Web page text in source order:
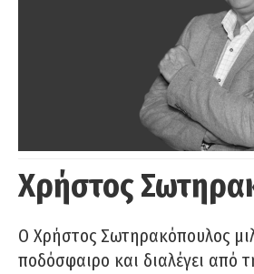
Χρήστος
Ο Χρήστος Σωτηρακόπουλος
ποδόσφαιρο και διαλέγει από